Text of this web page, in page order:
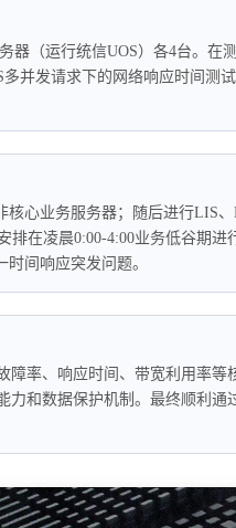
（运行统信UOS）各4台。在
并发请求下的网络响应时间测
心业务服务器；随后进行LIS
在凌晨0:00-4:00业务低谷期进
间响应突发问题。
率、响应时间、带宽利用率等
和数据保护机制。最终顺利